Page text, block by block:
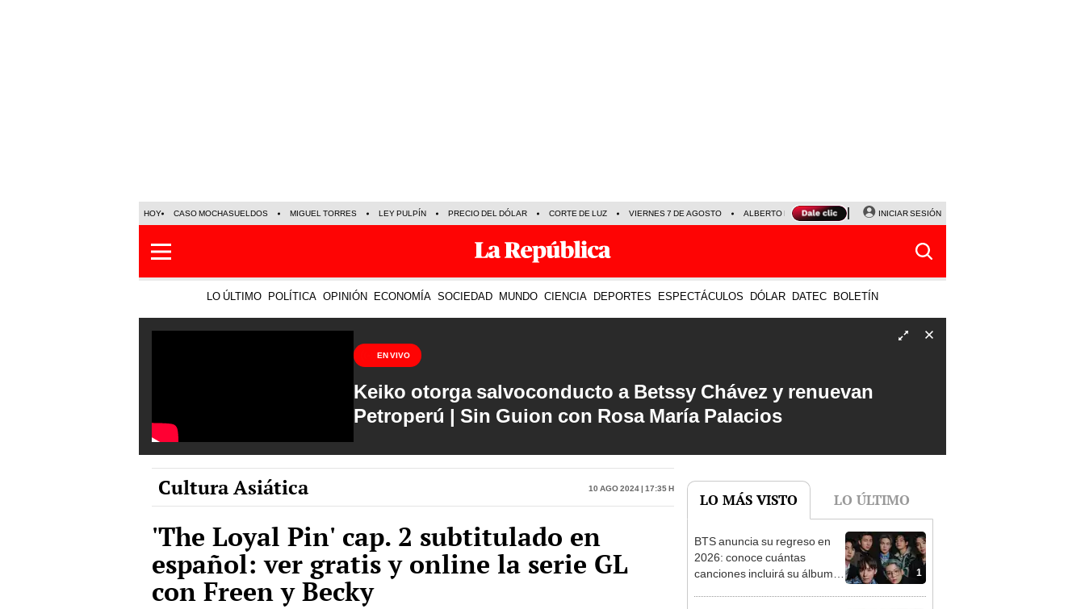
HOY CASO MOCHASUELDOS MIGUEL TORRES LEY PULPÍN PRECIO DEL DÓLAR CORTE DE LUZ VIERNES 7 DE AGOSTO ALBERTO BENAVIDES NALDY SALDAÑA
INICIAR SESIÓN
LO ÚLTIMO POLÍTICA OPINIÓN ECONOMÍA SOCIEDAD MUNDO CIENCIA DEPORTES ESPECTÁCULOS DÓLAR DATEC BOLETÍN
EN VIVO
Keiko otorga salvoconducto a Betssy Chávez y renuevan
Petroperú | Sin Guion con Rosa María Palacios
Cultura Asiática 10 Ago 2024 | 17:35 h
'The Loyal Pin' cap. 2 subtitulado en
español: ver gratis y online la serie GL
con Freen y Becky
LO MÁS VISTO LO ÚLTIMO
1
BTS anuncia su regreso en
2026: conoce cuántas
canciones incluirá su álbum